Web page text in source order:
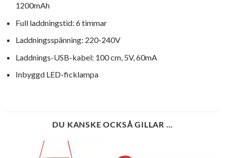
1200mAh
Full laddningstid: 6 timmar
Laddningsspänning: 220-240V
Laddnings-USB-kabel: 100 cm, 5V, 60mA
Inbyggd LED-ficklampa
DU KANSKE OCKSÅ GILLAR …